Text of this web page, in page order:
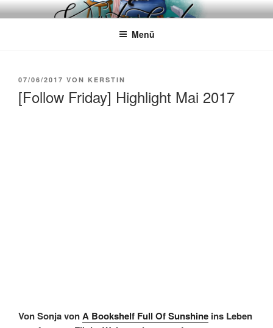
Zum
InhaltWÖRTERKATZE
Von Büchern erzählen
Menü
VERÖFFENTLICHT
07/06/2017 VON KERSTIN
[Follow Friday] Highlight Mai 2017
Von Sonja vonA Bookshelf Full Of Sunshine ins Leben